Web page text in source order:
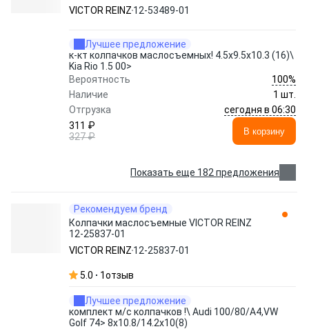
VICTOR REINZ 12-53489-01
Лучшее предложение
к-кт колпачков маслосъемных! 4.5x9.5x10.3 (16)\
Kia Rio 1.5 00>
Вероятность
100%
Наличие
1 шт.
Отгрузка
сегодня в 06:30
311 ₽
327 ₽
В корзину
Показать еще 182 предложения
Рекомендуем бренд
Колпачки маслосъемные VICTOR REINZ
12-25837-01
VICTOR REINZ 12-25837-01
5.0 1отзыв
Лучшее предложение
комплект м/с колпачков !\ Audi 100/80/A4,VW
Golf 74> 8x10.8/14.2x10(8)